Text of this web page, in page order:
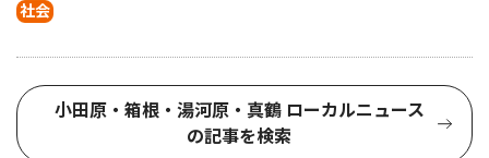
社会
小田原・箱根・湯河原・真鶴 ローカルニュース
の記事を検索